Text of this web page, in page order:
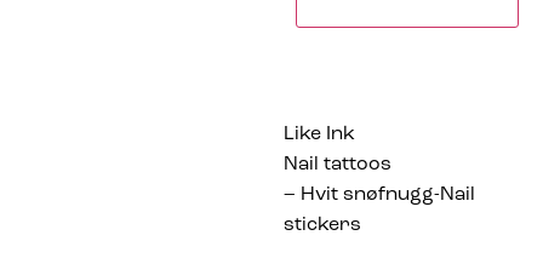
Like Ink
Nail tattoos
– Hvit snøfnugg-Nail
stickers